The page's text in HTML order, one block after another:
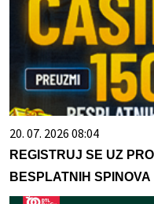
20. 07. 2026 08:04
REGISTRUJ SE UZ
BESPLATNIH SPINOVA